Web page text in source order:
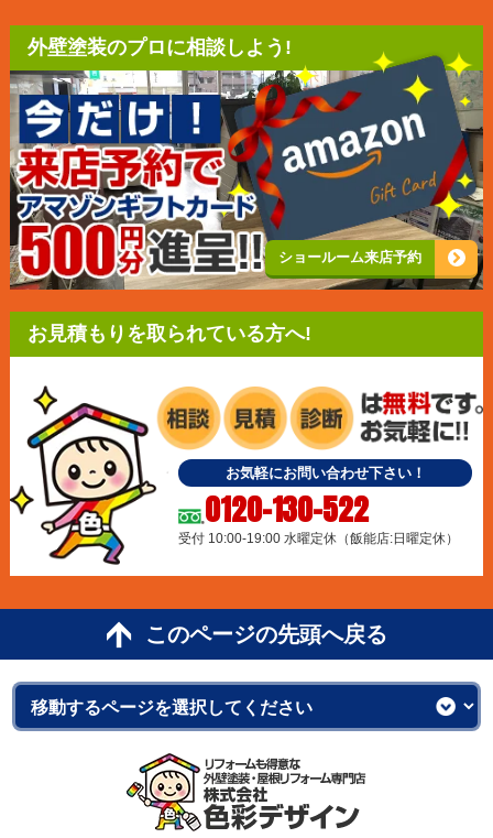
外壁塗装のプロに相談しよう!
ショールーム来店予約
お見積もりを取られている方へ!
お気軽にお問い合わせ下さい！
0120-130-522
受付 10:00-19:00 水曜定休（飯能店:日曜定休）
このページの先頭へ戻る